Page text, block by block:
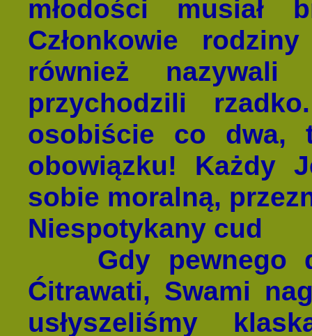
młodości musiał
Członkowie
również nazywali
przychodzili
osobiście co dwa,
obowiązku! Każdy
sobie moralną,
Niespotykany cud
Gdy pewnego
Ćitrawati, Swami
usłyszeliśmy